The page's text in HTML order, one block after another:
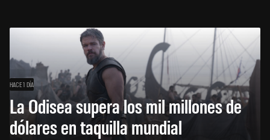
HACE 1 DÍA
La Odisea supera los mil millones de
dólares en taquilla mundial